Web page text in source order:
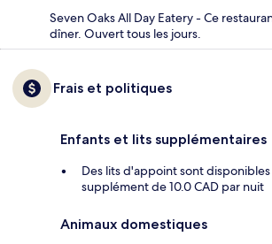
Seven Oaks All Day Eatery - Ce
dîner. Ouvert tous les jours.
Frais et politiques
Enfants et lits supplémentaires
Des lits d'appoint sont
supplément de 10.0 CAD par nuit
Animaux domestiques